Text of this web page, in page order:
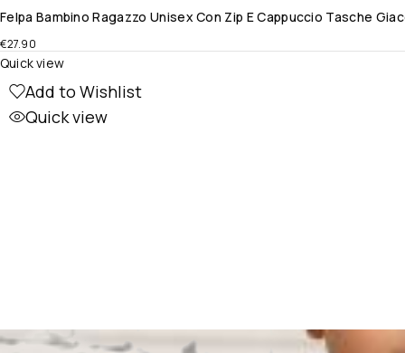
Felpa Bambino Ragazzo Unisex Con Zip E Cappuccio Tasche
€27.90
Add to Wishlist
Quick view
Quick view